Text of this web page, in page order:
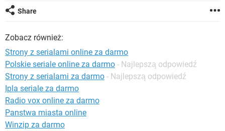
jakościach.
Share
Zobacz również:
Strony z serialami online za darmo
Polskie seriale online za darmo - Najlepszą odpowiedź
Strony z serialami za darmo - Najlepszą odpowiedź
Ipla seriale za darmo
Radio vox online za darmo
Panstwa miasta online
Winzip za darmo